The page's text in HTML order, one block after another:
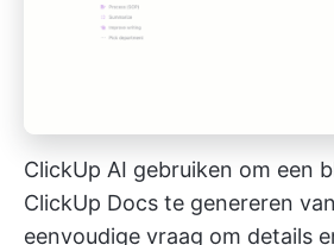
ClickUp AI gebruiken om een
ClickUp Docs te genereren
eenvoudige vraag om details